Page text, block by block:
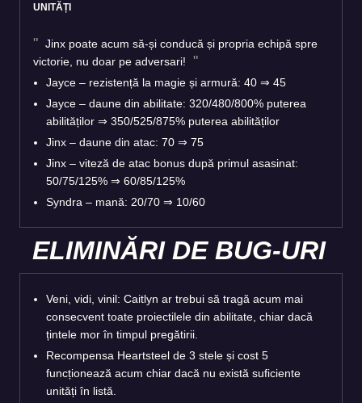
UNITĂȚI
Jinx poate acum să-și conducă și propria echipă spre
victorie, nu doar pe adversari!
Jayce – rezistență la magie și armură: 40 ⇒ 45
Jayce – daune din abilitate: 320/480/800% puterea
abilităților ⇒ 350/525/875% puterea abilităților
Jinx – daune din atac: 70 ⇒ 75
Jinx – viteză de atac bonus după primul asasinat:
50/75/125% ⇒ 60/85/125%
Syndra – mană: 20/70 ⇒ 10/60
ELIMINĂRI DE BUG-URI
Veni, vidi, vinil: Caitlyn ar trebui să tragă acum mai
consecvent toate proiectilele din abilitate, chiar dacă
țintele mor în timpul pregătirii.
Recompensa Heartsteel de 3 stele și cost 5
funcționează acum chiar dacă nu există suficiente
unități în listă.